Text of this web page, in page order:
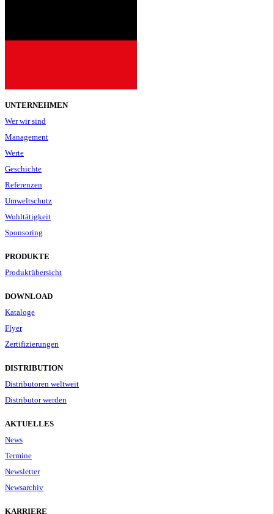
UNTERNEHMEN
Wer wir sind
Management
Werte
Geschichte
Referenzen
Umweltschutz
Wohltätigkeit
Sponsoring
PRODUKTE
Produktübersicht
DOWNLOAD
Kataloge
Flyer
Zertifizierungen
DISTRIBUTION
Distributoren weltweit
Distributor werden
AKTUELLES
News
Termine
Newsletter
Newsarchiv
KARRIERE